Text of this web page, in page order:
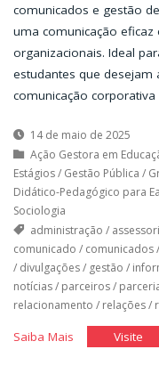
comunicados e gestão
uma comunicação
organizacionais. Ideal
estudantes que desejam
comunicação corporativa
14 de maio de 2025
Ação Gestora em
Estágios/ Gestão Pública /
Didático-Pedagógico para
Sociologia
administração /
comunicado / comunicados/
/ divulgações/ gestão /
notícias/ parceiros/
relacionamento / relações/
Saiba Mais"RelaçõesVisite